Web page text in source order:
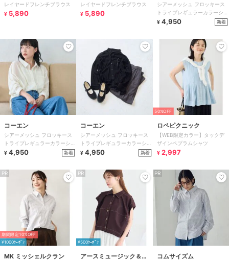
ズ
レイヤードフレンチブラウス
¥ 5,890
ズ
レイヤードフレンチブラウス
¥ 5,890
シアーメッシュ フロッキース
トライプレギュラーカラーシャ
ツ
¥ 4,950 新着
コーエン
シアーメッシュ フロッキース
トライプレギュラーカラーシャ
ツ
¥ 4,950 新着
コーエン
シアーメッシュ フロッキース
トライプレギュラーカラーシャ
ツ
¥ 4,950 新着
50%OFF
ロペピクニック
【WEB限定カラー】タックデ
ザインペプラムシャツ
¥ 2,997
PR
期間限定10%OFF
¥1000ｸｰﾎﾟﾝ
MK ミッシェルクラン
PR
¥500ｸｰﾎﾟﾝ
アースミュージック＆エ
PR
コムサイズム